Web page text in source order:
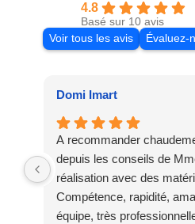
4.8
Basé sur 10 avis
Voir tous les avis
Évaluez-
Domi Imart
A recommander
depuis les conseils de
réalisation avec des
Compétence, rapidité,
équipe, très